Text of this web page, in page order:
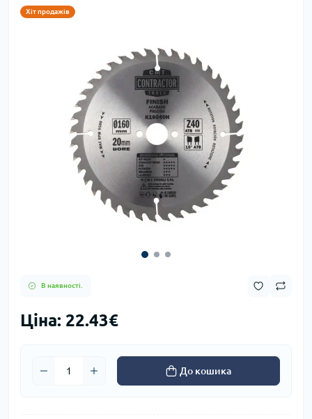
Хіт продажів
В наявності.
Ціна: 22.43€
До кошика